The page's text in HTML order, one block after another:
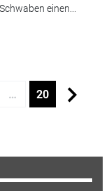
einen...
… 20